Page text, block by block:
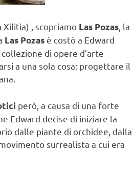
Xilitia) , scopriamo Las Pozas, la
Las Pozas è costò a Edward
di opere d’arte
a una sola cosa: progettare il
però, a causa di una forte
Edward decise di iniziare la
dalle piante di orchidee, dalla
surrealista a cui era